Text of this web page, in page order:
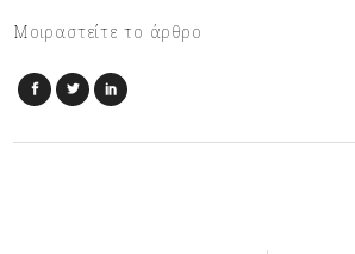
Μοιραστείτε το άρθρο